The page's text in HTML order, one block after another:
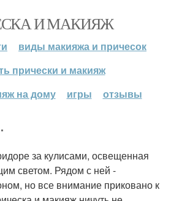
И МАКИЯЖ
виды макияжа и причесок
прически и макияж
на дому
игры отзывы
за кулисами, освещенная
светом. Рядом с ней -
но все внимание приковано к